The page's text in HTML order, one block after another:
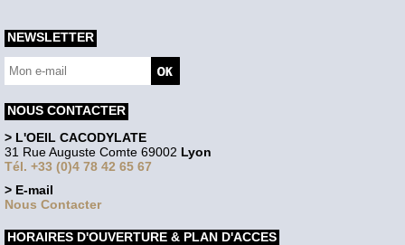
NEWSLETTER
NOUS CONTACTER
> L'OEIL CACODYLATE
31 Rue Auguste Comte 69002 Lyon
Tél. +33 (0)4 78 42 65 67
> E-mail
Nous Contacter
HORAIRES D'OUVERTURE & PLAN D'ACCES